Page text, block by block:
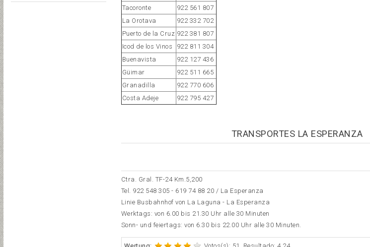
Tacoronte
922 561 807
La Orotava
922 332 702
Puerto de la Cruz 922 381 807
Icod de los Vinos
922 811 304
Buenavista
922 127 436
Güimar
922 511 665
Granadilla
922 770 606
Costa Adeje
922 795 427
TRANSPORTES LA ESPERANZA
Ctra. Gral. TF-24 Km.5,200
Tel. 922 548 305 - 619 74 88 20 / La Esperanza
Linie Busbahnhof von La Laguna - La Esperanza
Werktags: von 6.00 bis 21.30 Uhr alle 30 Minuten
Sonn- und feiertags: von 6.30 bis 22.00 Uhr alle 30 Minuten.